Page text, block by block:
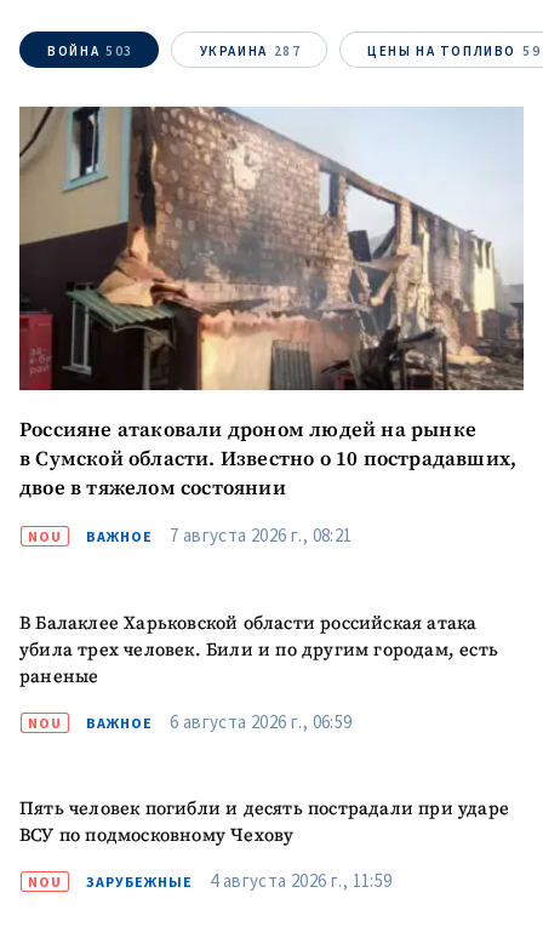
ПОДДЕРЖАТЬ
ВОЙНА 503 УКРАИНА 287 ЦЕНЫ НА ТОПЛИВО 59
Россияне атаковали дроном людей на рынке
в Сумской области. Известно о 10 пострадавших,
двое в тяжелом состоянии
NOU ВАЖНОЕ 7 августа 2026 г., 08:21
В Балаклее Харьковской области российская атака
убила трех человек. Били и по другим городам, есть
раненые
NOU ВАЖНОЕ 6 августа 2026 г., 06:59
Пять человек погибли и десять пострадали при ударе
ВСУ по подмосковному Чехову
NOU ЗАРУБЕЖНЫЕ 4 августа 2026 г., 11:59